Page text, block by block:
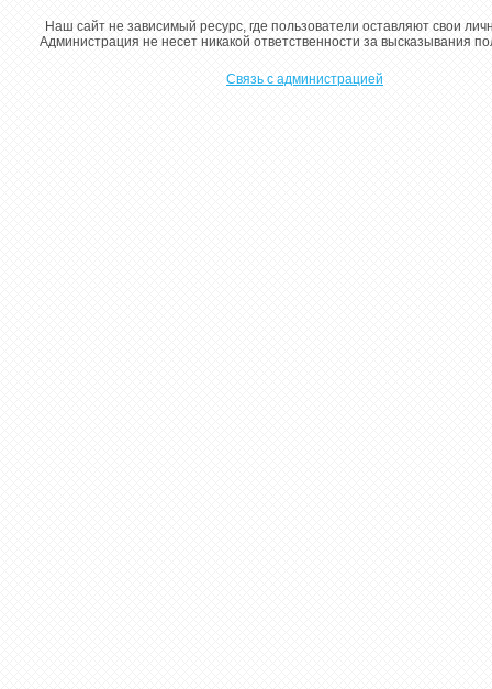
Наш сайт не зависимый ресурс, где пользователи оставляют свои
Администрация не несет никакой ответственности за высказывания
Связь с администрацией